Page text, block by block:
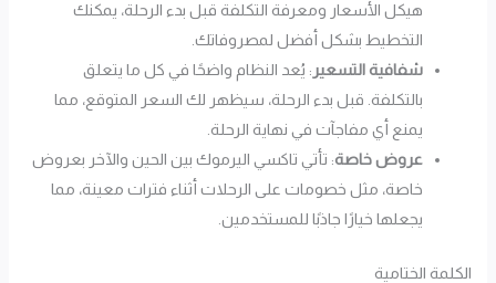
هيكل الأسعار ومعرفة التكلفة قبل بدء الرحلة، يمكنك
التخطيط بشكل أفضل لمصروفاتك.
شفافية التسعير : يُعد النظام واضحًا في كل ما يتعلق
بالتكلفة. قبل بدء الرحلة، سيظهر لك السعر المتوقع، مما
يمنع أي مفاجآت في نهاية الرحلة.
عروض خاصة: تأتي تاكسي اليرموك بين الحين والآخر بعروض
خاصة، مثل خصومات على الرحلات أثناء فترات معينة، مما
يجعلها خيارًا جاذبًا للمستخدمين.
الكلمة الختامية